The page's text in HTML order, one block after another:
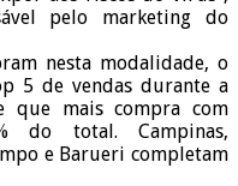
pelo marketing do
nesta modalidade, o
5 de vendas durante a
que mais compra com
do total. Campinas,
e Barueri completam